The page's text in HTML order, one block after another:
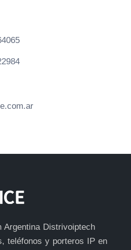
Argentina Distrivoiptech
teléfonos y porteros IP en